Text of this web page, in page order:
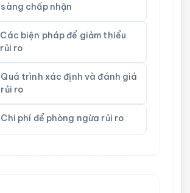
sàng chấp nhận
Các biện pháp để giảm thiểu
rủi ro
Quá trình xác định và đánh giá
rủi ro
Chi phí để phòng ngừa rủi ro